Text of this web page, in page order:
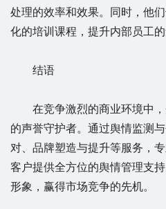
处理的效率和效果。同时，他
化的培训课程，提升内部员工
结语
在竞争激烈的商业环境中，
的声誉守护者。通过舆情监测
对、品牌塑造与提升等服务，
客户提供全方位的舆情管理支
形象，赢得市场竞争的先机。